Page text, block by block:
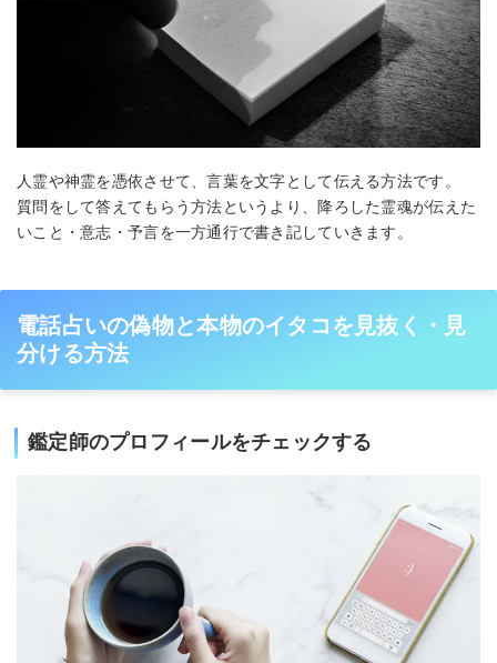
人霊や神霊を憑依させて、言葉を文字として伝える方法です。
質問をして答えてもらう方法というより、降ろした霊魂が伝えた
いこと・意志・予言を一方通行で書き記していきます。
電話占いの偽物と本物のイタコを見抜く・見
分ける方法
鑑定師のプロフィールをチェックする